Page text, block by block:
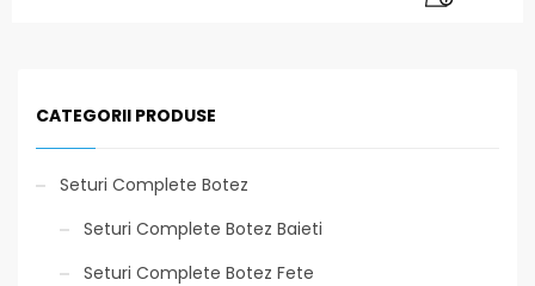
CATEGORII PRODUSE
Seturi Complete Botez
Seturi Complete Botez Baieti
Seturi Complete Botez Fete